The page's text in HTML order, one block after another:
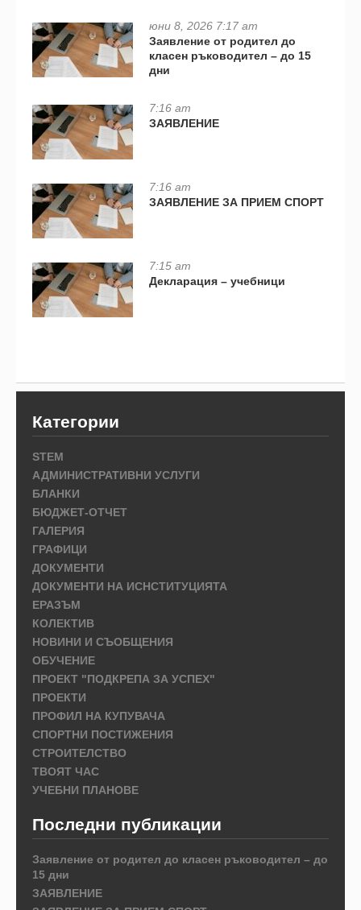
юни 8, 2026 7:17 am
Заявление от родител до
класен ръководител – до 15
дни
7:16 am
ЗАЯВЛЕНИЕ
7:16 am
ЗАЯВЛЕНИЕ ЗА ПРИЕМ СПОРТ
7:15 am
Декларация – учебници
Категории
STEM
АДМИНИСТРАТИВНИ УСЛУГИ
БЛАНКИ
БЮДЖЕТ-ОТЧЕТ
ГАЛЕРИЯ
ГРАФИЦИ
ДОКУМЕНТИ
ДОКУМЕНТИ НА ИСНСТИТУЦИЯТА
ЕРАЗЪМ
КОЛЕКТИВ
НОВИНИ И СЪОБЩЕНИЯ
ОБУЧЕНИЕ
ПРОЕКТ "ПОДКРЕПА ЗА УСПЕХ"
ПРОЕКТИ
ПРОФИЛ НА КУПУВАЧА
СПОРТНИ ПОСТИЖЕНИЯ
СТРОИТЕЛСТВО
ТВОЯТ ЧАС
УЧЕБНИ ПЛАНОВЕ
Последни публикации
Заявление от родител до класен ръководител – до
15 дни
ЗАЯВЛЕНИЕ